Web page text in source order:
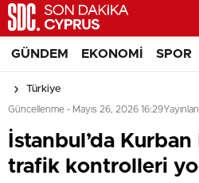
GÜNDEM EKONOMI SPOR
Türkiye
Güncellenme - Mayıs 26, 2026 16:29
İstanbul’da
trafik kontrolleri